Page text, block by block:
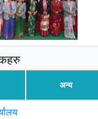
अन्य